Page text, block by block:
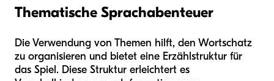
Thematische Sprachabenteuer
Die Verwendung von Themen hilft, den Wortschatz
zu organisieren und bietet eine Erzählstruktur für
das Spiel. Diese Struktur erleichtert es